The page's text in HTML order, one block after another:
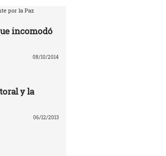
por la Paz
incomodó
08/10/2014
y la
06/12/2013